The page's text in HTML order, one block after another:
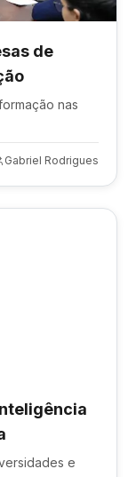
de
nas
Gabriel Rodrigues
e